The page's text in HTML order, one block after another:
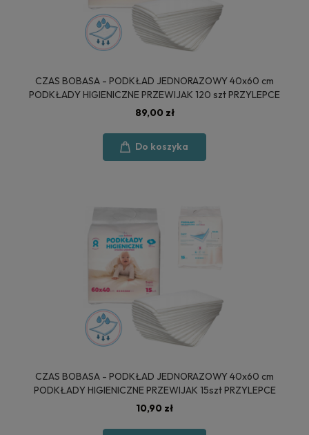
CZAS BOBASA - PODKŁAD JEDNORAZOWY 40x60 cm
PODKŁADY HIGIENICZNE PRZEWIJAK 120 szt PRZYLEPCE
89,00 zł
Do koszyka
CZAS BOBASA - PODKŁAD JEDNORAZOWY 40x60 cm
PODKŁADY HIGIENICZNE PRZEWIJAK 15szt PRZYLEPCE
10,90 zł